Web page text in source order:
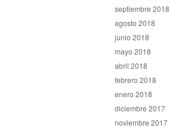
septiembre 2018
agosto 2018
junio 2018
mayo 2018
abril 2018
febrero 2018
enero 2018
diciembre 2017
noviembre 2017